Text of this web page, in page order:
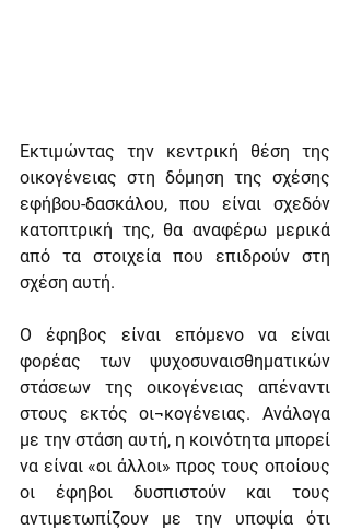
Εκτιμώντας την κεντρική θέση της
οικογένειας στη δόμηση της σχέσης
εφήβου-δασκάλου, που είναι σχεδόν
κατοπτρική της, θα αναφέρω μερικά
από τα στοιχεία που επιδρούν στη
σχέση αυτή.
Ο έφηβος είναι επόμενο να είναι
φορέας των ψυχοσυναισθηματικών
στάσεων της οικογένειας απέναντι
στους εκτός οι¬κογένειας. Ανάλογα
με την στάση αυτή, η κοινότητα μπορεί
να είναι «οι άλλοι» προς τους οποίους
οι έφηβοι δυσπιστούν και τους
αντιμετωπίζουν με την υποψία ότι